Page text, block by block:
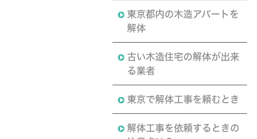
東京都内の木造アパートを
解体
古い木造住宅の解体が出来
る業者
東京で解体工事を頼むとき
解体工事を依頼するときの